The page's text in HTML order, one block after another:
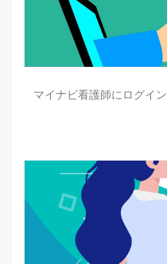
マイナビ看護師にログイ